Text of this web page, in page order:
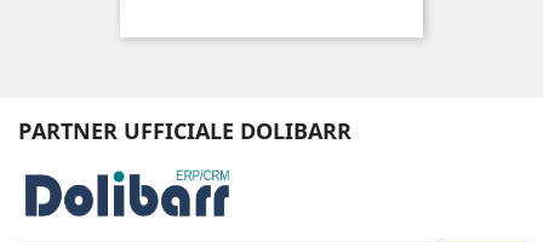
PARTNER UFFICIALE DOLIBARR